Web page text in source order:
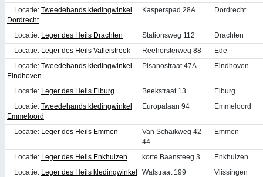
Locatie: Tweedehands kledingwinkel
Dordrecht
Kasperspad 28A Dordrecht
Locatie: Leger des Heils Drachten Stationsweg 112
Drachten
Locatie: Leger des Heils Valleistreek Reehorsterweg 88
Ede
Locatie: Tweedehands kledingwinkel
Eindhoven
Pisanostraat 47A Eindhoven
Locatie: Leger des Heils Elburg Beekstraat 13
Elburg
Locatie: Tweedehands kledingwinkel
Emmeloord
Europalaan 94 Emmeloord
Locatie: Leger des Heils Emmen
Van Schaikweg 42-
44
Emmen
Locatie: Leger des Heils Enkhuizen korte Baansteeg 3
Enkhuizen
Locatie: Leger des Heils kledingwinkel
Walstraat 199 Vlissingen